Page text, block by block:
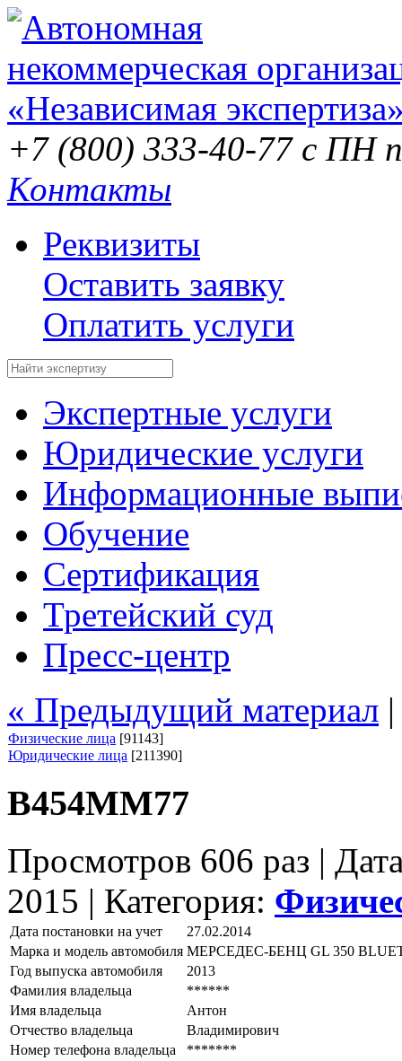
+7 (800) 333-40-77 с ПН
Контакты
Реквизиты
Оставить заявку
Оплатить услуги
Экспертные услуги
Юридические услуги
Информационные
Обучение
Сертификация
Третейский суд
Пресс-центр
« Предыдущий материал
Физические лица [91143]
Юридические лица [211390]
В454ММ77
Просмотров 606 раз |
2015 | Категория:
Дата постановки на учет
27.02.2014
Марка и модель автомобиля МЕРСЕДЕС-БЕНЦ GL 350
Год выпуска автомобиля
2013
Фамилия владельца
******
Имя владельца
Антон
Отчество владельца
Владимирович
Номер телефона владельца
*******